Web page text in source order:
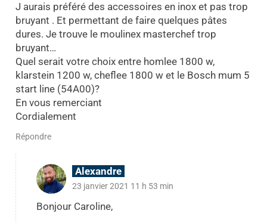
J aurais préféré des accessoires en inox et pas trop
bruyant . Et permettant de faire quelques pâtes
dures. Je trouve le moulinex masterchef trop
bruyant…
Quel serait votre choix entre homlee 1800 w,
klarstein 1200 w, cheflee 1800 w et le Bosch mum 5
start line (54A00)?
En vous remerciant
Cordialement
Répondre
Alexandre
23 janvier 2021 11 h 53 min
Bonjour Caroline,